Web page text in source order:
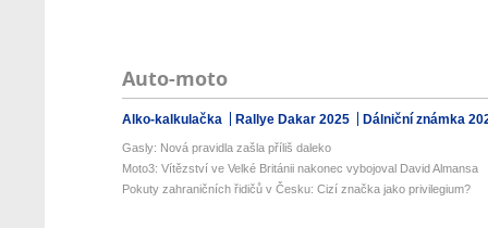
Auto-moto
Alko-kalkulačka Rallye Dakar 2025 Dálniční známka
Gasly: Nová pravidla zašla příliš daleko
Moto3: Vítězství ve Velké Británii nakonec vybojoval David Almansa
Pokuty zahraničních řidičů v Česku: Cizí značka jako privilegium?